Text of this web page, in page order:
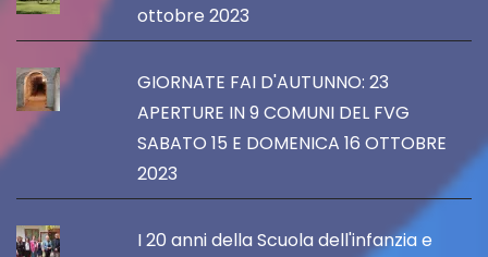
ottobre 2023
GIORNATE FAI D'AUTUNNO: 23
APERTURE IN 9 COMUNI DEL FVG
SABATO 15 E DOMENICA 16 OTTOBRE
2023
I 20 anni della Scuola dell'infanzia e